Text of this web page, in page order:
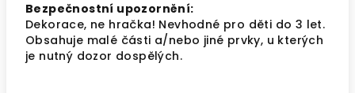
Bezpečnostní upozornění:
Dekorace, ne hračka! Nevhodné pro děti do 3 let.
Obsahuje malé části a/nebo jiné prvky, u kterých
je nutný dozor dospělých.